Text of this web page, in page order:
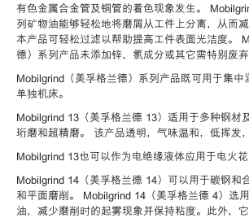
有色金属合金管及铜管的着色现象发生。
列矿物油能够轻松地将磨屑从工件上分离，从而减
本产品可轻松过滤以帮助提高工件表面光洁度。
德）系列产品未添加锌、氯成分或其它需特别废弃
Mobilgrind（美孚格兰德）系列产品既可用于集中
单独机床。
Mobilgrind 13（美孚格兰德 13）适用于多种钢材
珩磨和超精磨。 该产品透明，气味温和，低挥发
Mobilgrind 13也可以作为电绝缘液体应用于电火花
Mobilgrind 14（美孚格兰德 14）可以用于碳钢和
和平面磨削。 Mobilgrind 14（美孚格兰德 4）选
油，减少磨削时的起雾现象并保持粘度。此外，